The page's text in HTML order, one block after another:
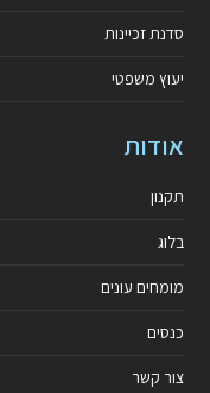
סדנת זכיינות
יעוץ משפטי
אודות
תקנון
בלוג
מומחים עונים
כנסים
צור קשר